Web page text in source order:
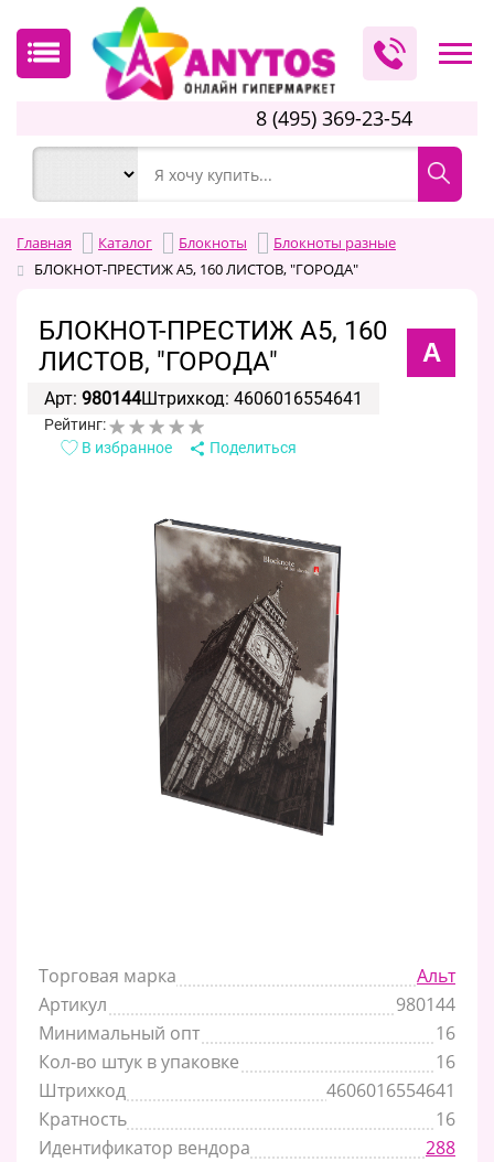
8 (495) 369-23-54
Главная Каталог Блокноты
Блокноты разные
БЛОКНОТ-ПРЕСТИЖ А5, 160 ЛИСТОВ, "ГОРОДА"
БЛОКНОТ-ПРЕСТИЖ А5, 160
ЛИСТОВ, "ГОРОДА"
А
Арт: 980144Штрихкод: 4606016554641
Рейтинг:
В избранное
Поделиться
Торговая марка
Альт
Артикул
980144
Минимальный опт
16
Кол-во штук в упаковке
16
Штрихкод
4606016554641
Кратность
16
Идентификатор вендора
288